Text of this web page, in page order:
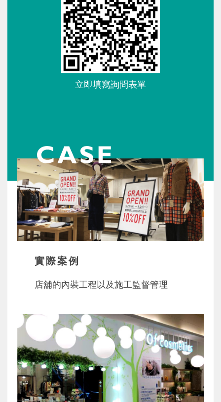
立即填寫詢問表單
實際案例
店舖的內裝工程以及施工監督管理